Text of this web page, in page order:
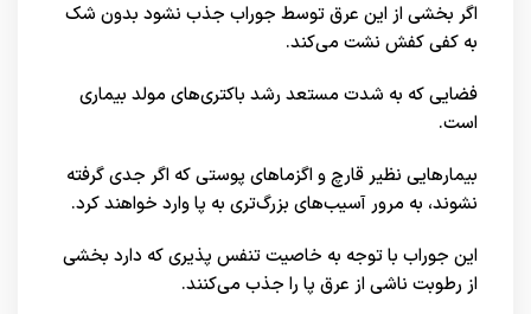
اگر بخشی از این عرق توسط جوراب جذب نشود بدون شک
به کفی کفش نشت می‌کند.
فضایی که به شدت مستعد رشد باکتری‌های مولد بیماری
است.
بیمارهایی نظیر قارچ و اگزماهای پوستی که اگر جدی گرفته
نشوند، به مرور آسیب‌های بزرگ‌تری به پا وارد خواهند کرد.
این جوراب با توجه به خاصیت تنفس پذیری که دارد بخشی
از رطوبت ناشی از عرق پا را جذب می‌کنند.